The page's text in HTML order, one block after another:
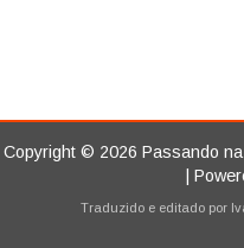
Copyright © 2026 Passando
|
Traduzido e editado por